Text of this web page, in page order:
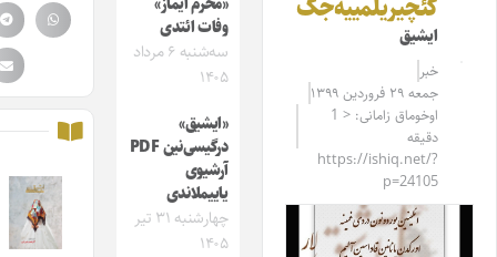
کئچیریلمییه‌جک
ایشیق
جمعه ۲۹ فروردین ۱۳۹۹
اوخوماق زامانی: < 1
دقیقه
https://ishiq.net/?
p=24105
وفات ائتدی
سه‌شنبه ۶ مرداد
۱۴۰۵
«ایشیق»
درگیسی‌نین PDF
آرشیوی
یاییملاندی
چهارشنبه ۳۱ تیر
۱۴۰۵